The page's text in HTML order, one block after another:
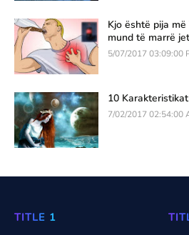
Kjo është pija
mund të marrë
5/07/2017 03:09:00
10
7/02/2017 02:54:00
TITLE 1